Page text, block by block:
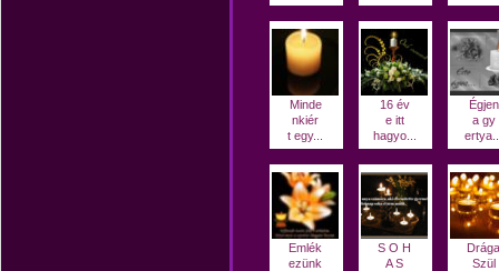
Minde
nkiér
t egy...
16 év
e itt
hagyo...
Égjen
a gy
Emlék
ezünk
S O H
A S
Drága
Szül